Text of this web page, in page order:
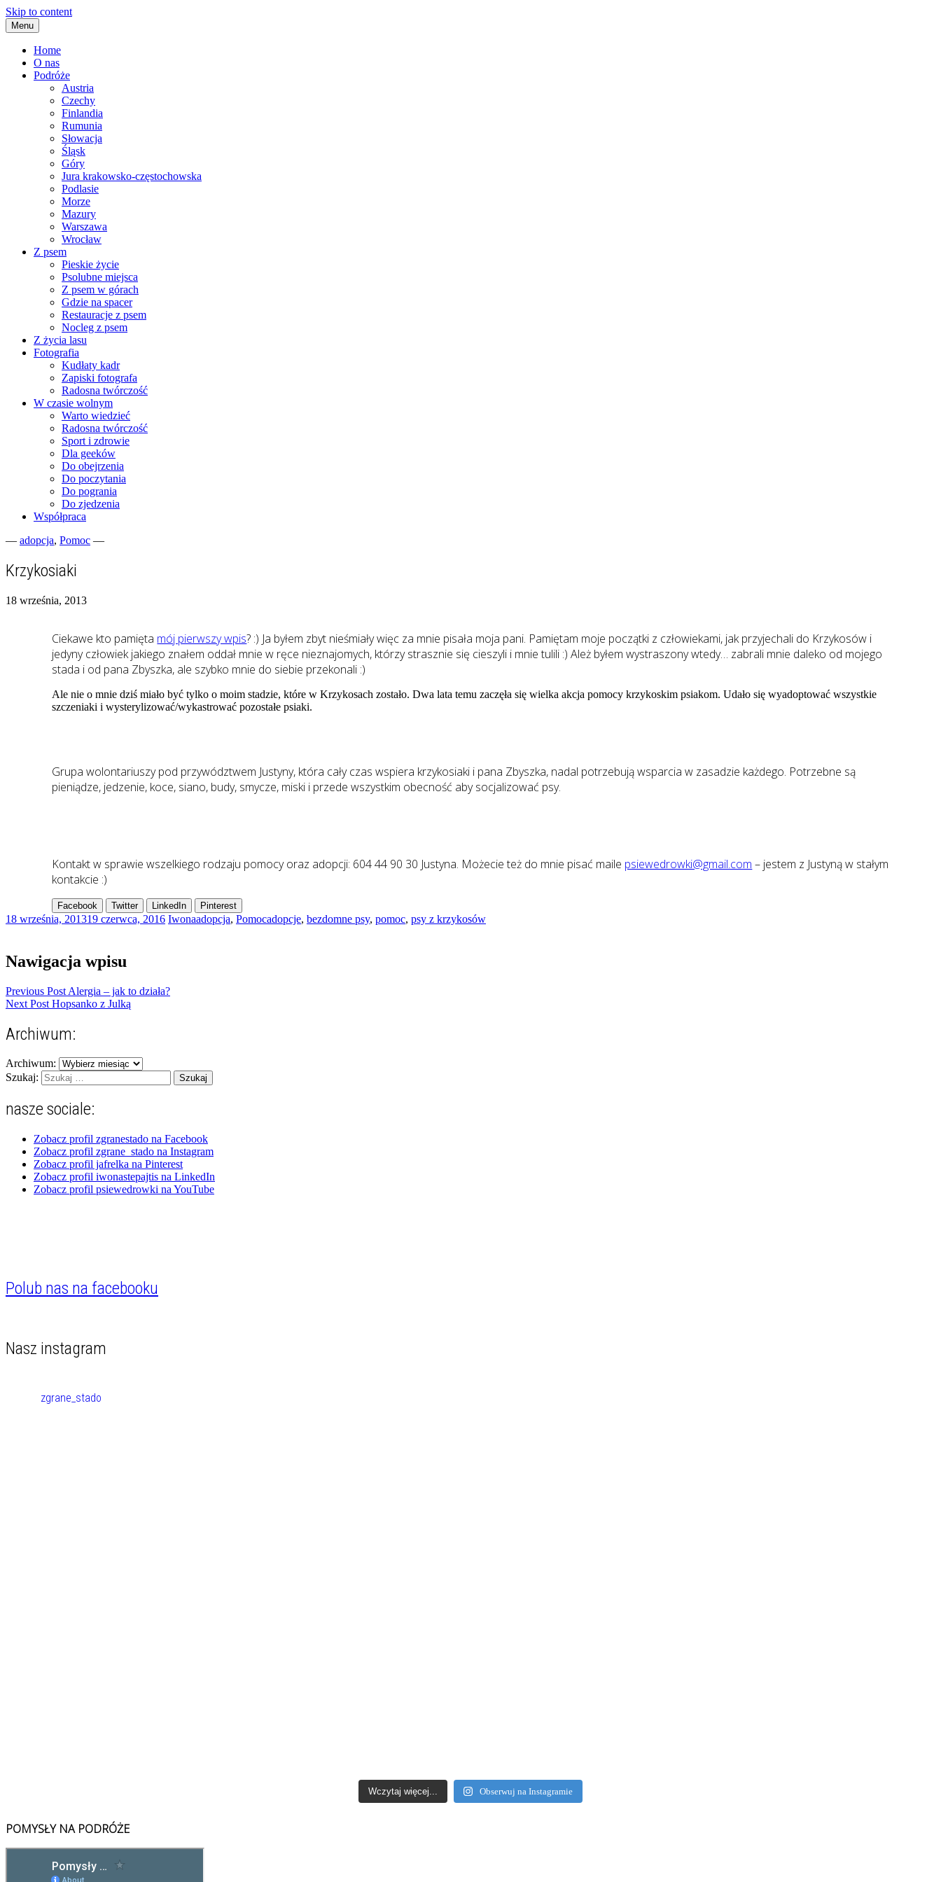
Skip to content
Menu
Home
O nas
Podróże
Austria
Czechy
Finlandia
Rumunia
Słowacja
Śląsk
Góry
Jura krakowsko-częstochowska
Podlasie
Morze
Mazury
Warszawa
Wrocław
Z psem
Pieskie życie
Psolubne miejsca
Z psem w górach
Gdzie na spacer
Restauracje z psem
Nocleg z psem
Z życia lasu
Fotografia
Kudłaty kadr
Zapiski fotografa
Radosna twórczość
W czasie wolnym
Warto wiedzieć
Radosna twórczość
Sport i zdrowie
Dla geeków
Do obejrzenia
Do poczytania
Do pogrania
Do zjedzenia
Współpraca
zgranestado.pl
— adopcja, Pomoc —
Krzykosiaki
18 września, 2013
Ciekawe kto pamięta mój pierwszy wpis? :) Ja byłem zbyt nieśmiały więc za mnie pisała moja pani. Pamiętam moje początki z człowiekami, jak przyjechali do Krzykosów i
jedyny człowiek jakiego znałem oddał mnie w ręce nieznajomych, którzy strasznie się cieszyli i mnie tulili :) Ależ byłem wystraszony wtedy… zabrali mnie daleko od mojego
stada i od pana Zbyszka, ale szybko mnie do siebie przekonali :)
Ale nie o mnie dziś miało być tylko o moim stadzie, które w Krzykosach zostało. Dwa lata temu zaczęła się wielka akcja pomocy krzykoskim psiakom. Udało się wyadoptować wszystkie
szczeniaki i wysterylizować/wykastrować pozostałe psiaki.
Grupa wolontariuszy pod przywództwem Justyny, która cały czas wspiera krzykosiaki i pana Zbyszka, nadal potrzebują wsparcia w zasadzie każdego. Potrzebne są
pieniądze, jedzenie, koce, siano, budy, smycze, miski i przede wszystkim obecność aby socjalizować psy.
Kontakt w sprawie wszelkiego rodzaju pomocy oraz adopcji: 604 44 90 30 Justyna. Możecie też do mnie pisać maile psiewedrowki@gmail.com – jestem z Justyną w stałym
kontakcie :)
Facebook Twitter LinkedIn Pinterest
18 września, 201319 czerwca, 2016 Iwonaadopcja, Pomocadopcje, bezdomne psy, pomoc, psy z krzykosów
Nawigacja wpisu
Previous Post Alergia – jak to działa?
Next Post Hopsanko z Julką
Archiwum:
Archiwum:
Szukaj:
nasze sociale:
Zobacz profil zgranestado na Facebook
Zobacz profil zgrane_stado na Instagram
Zobacz profil jafrelka na Pinterest
Zobacz profil iwonastepajtis na LinkedIn
Zobacz profil psiewedrowki na YouTube
Polub nas na facebooku
Nasz instagram
zgrane_stado
Wczytaj więcej... Obserwuj na Instagramie
POMYSŁY NA PODRÓŻE